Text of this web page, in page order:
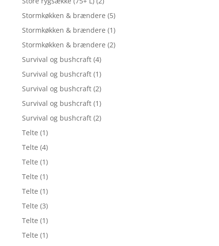
Stormkøkken & brændere (5)
Stormkøkken & brændere (1)
Stormkøkken & brændere (2)
Survival og bushcraft (4)
Survival og bushcraft (1)
Survival og bushcraft (2)
Survival og bushcraft (1)
Survival og bushcraft (2)
Telte (1)
Telte (4)
Telte (1)
Telte (1)
Telte (1)
Telte (3)
Telte (1)
Telte (1)